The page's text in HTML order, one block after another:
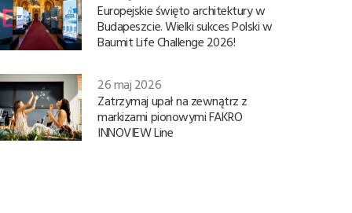
Europejskie święto architektury w
Budapeszcie. Wielki sukces Polski w
Baumit Life Challenge 2026!
26 maj 2026
Zatrzymaj upał na zewnątrz z
markizami pionowymi FAKRO
INNOVIEW Line